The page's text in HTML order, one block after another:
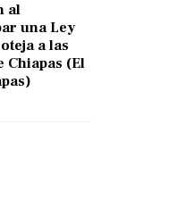
al
una Ley
a las
Chiapas (El